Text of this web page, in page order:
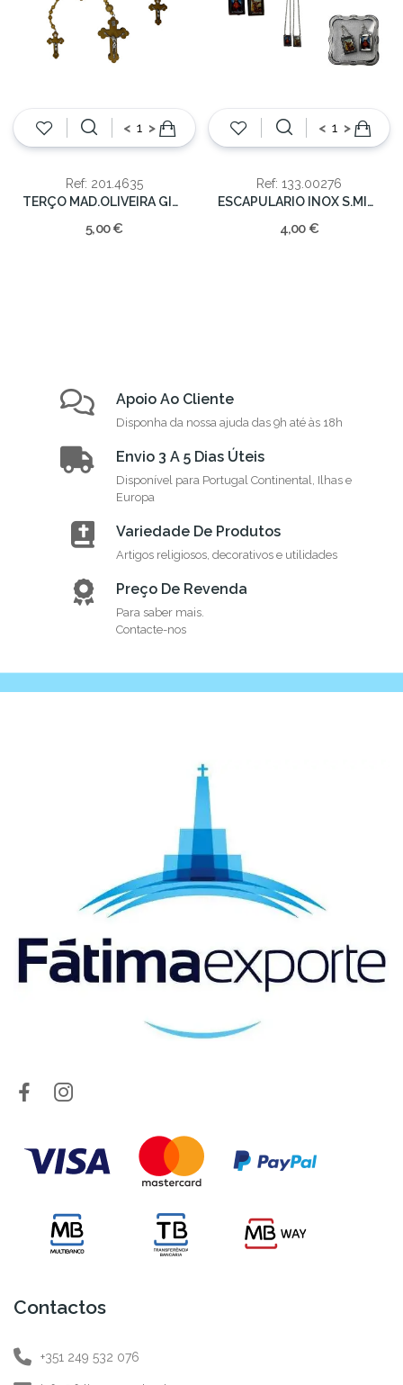
< >
Ref: 201.4635
TERÇO MAD.OLIVEIRA GIGANTE (12)
5,00 €
< >
Ref: 133.00276
ESCAPULARIO INOX S.MIGUEL
4,00 €
Apoio Ao Cliente
Disponha da nossa ajuda das 9h até às 18h
Envio 3 A 5 Dias Úteis
Disponível para Portugal Continental, Ilhas e
Europa
Variedade De Produtos
Artigos religiosos, decorativos e utilidades
Preço De Revenda
Para saber mais.
Contacte-nos
Contactos
+351 249 532 076